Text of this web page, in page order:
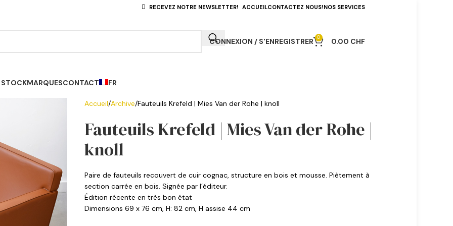
RECEVEZ NOTRE NEWSLETTER! ACCUEILCONTACTEZ NOUS!NOS SERVICES
CONNEXION / S'ENREGISTRER 0 0.00 CHF
STOCKMARQUESCONTACT FR
Accueil Archive Fauteuils Krefeld | Mies Van der Rohe | knoll
Fauteuils Krefeld | Mies Van der Rohe |
knoll
Paire de fauteuils recouvert de cuir cognac, structure en bois et mousse. Piètement à
section carrée en bois. Signée par l’éditeur.
Édition récente en très bon état
Dimensions 69 x 76 cm, H: 82 cm, H assise 44 cm